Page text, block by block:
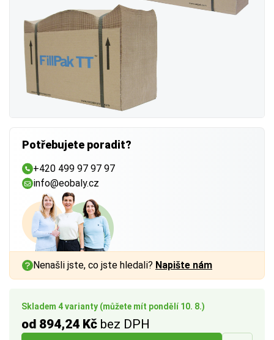
Skladem 4 varianty (můžete mít pondělí 10. 8.)
od 894,24 Kč bez DPH
Potřebujete poradit?
+420 499 97 97 97
info@eobaly.cz
Nenašli jste, co jste hledali? Napište nám